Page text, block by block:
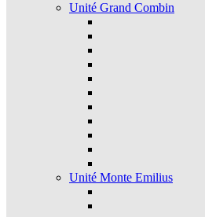
Unité Grand Combin
Unité Monte Emilius